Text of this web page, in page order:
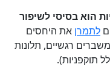
הוא בסיסי לשיפור
לתמרן את היחסים
רגשיים, תלונות
תוקפניות).